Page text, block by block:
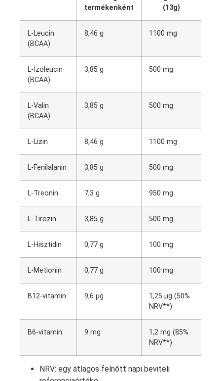
termékenként
(13g)
L-Leucin
(BCAA)
8,46 g 1100 mg
L-Izoleucin
(BCAA)
3,85 g 500 mg
L-Valin
(BCAA)
3,85 g 500 mg
L-Lizin 8,46 g 1100 mg
L-Fenilalanin 3,85 g 500 mg
L-Treonin 7,3 g 950 mg
L-Tirozin 3,85 g 500 mg
L-Hisztidin 0,77 g 100 mg
L-Metionin 0,77 g 100 mg
B12-vitamin 9,6 µg
1,25 µg (50%
NRV**)
B6-vitamin 9 mg
1,2 mg (85%
NRV**)
NRV: egy átlagos felnőtt napi beviteli